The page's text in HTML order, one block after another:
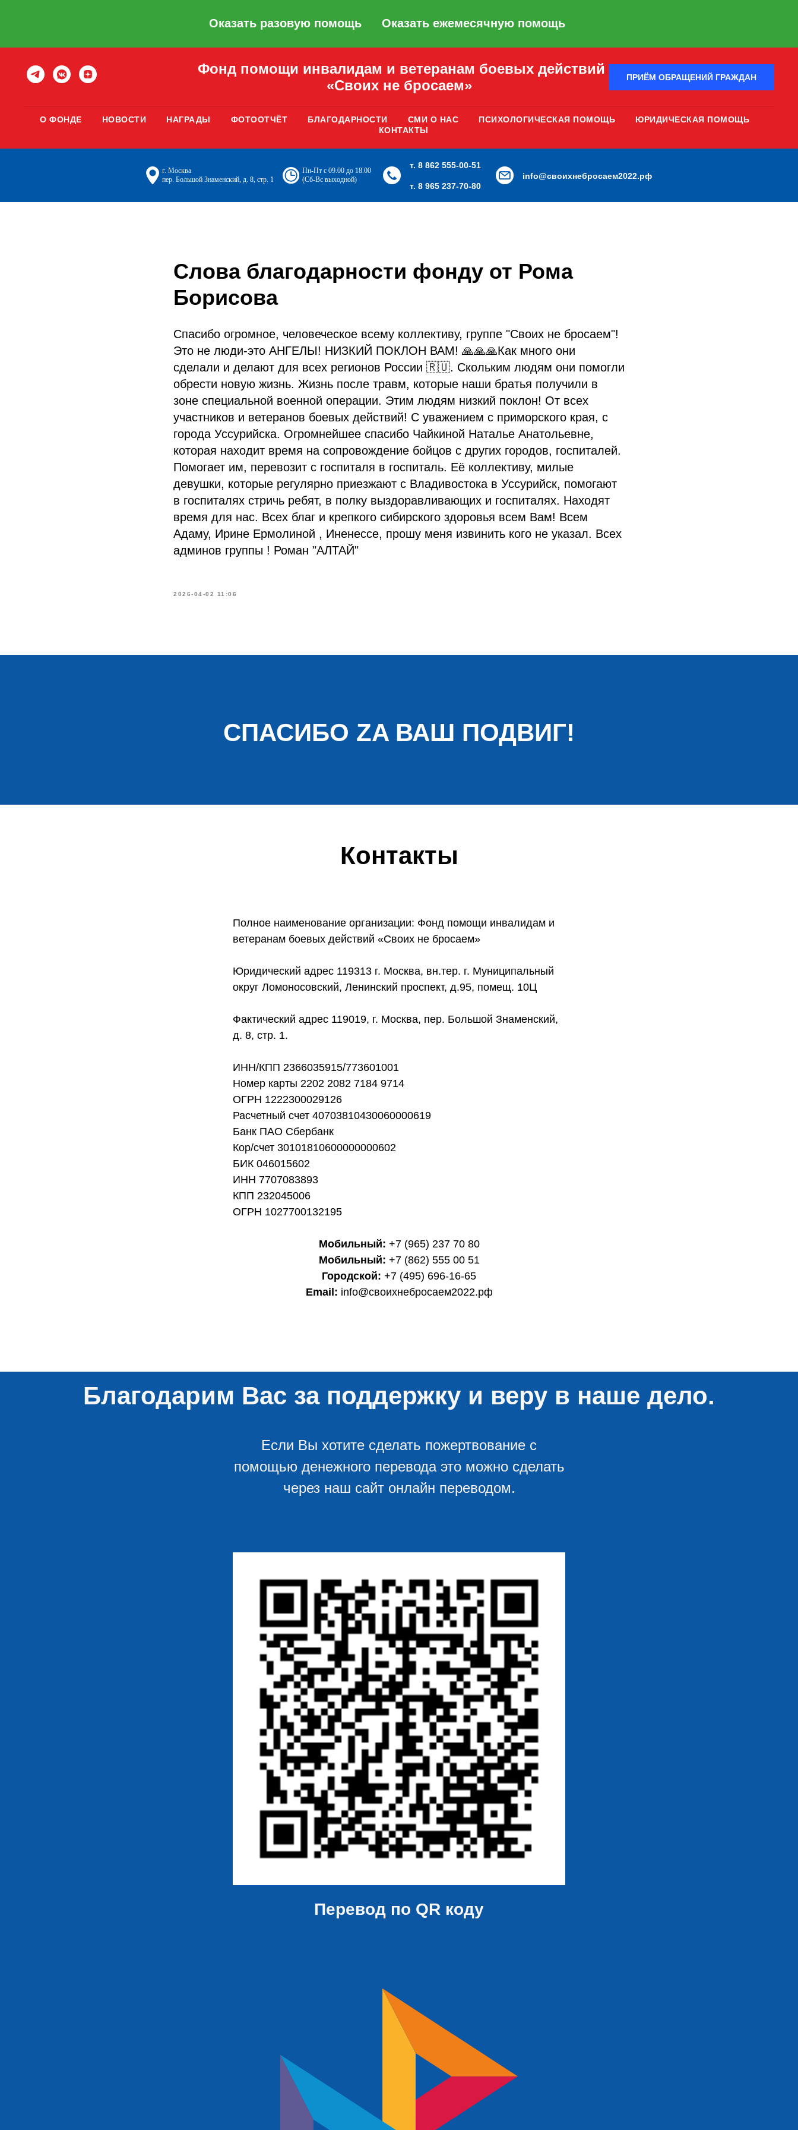
Оказать разовую помощь Оказать ежемесячную помощь
Фонд помощи инвалидам и ветеранам боевых действий
«Своих не бросаем»
ПРИЁМ ОБРАЩЕНИЙ ГРАЖДАН
О ФОНДЕ НОВОСТИ НАГРАДЫ ФОТООТЧЁТ БЛАГОДАРНОСТИ СМИ О НАС ПСИХОЛОГИЧЕСКАЯ ПОМОЩЬ
ЮРИДИЧЕСКАЯ ПОМОЩЬ
КОНТАКТЫ
г. Москва
пер. Большой Знаменский, д. 8, стр. 1
Пн-Пт с 09.00 до 18.00
(Сб-Вс выходной)
т. 8 862 555-00-51
т. 8 965 237-70-80
info@своихнебросаем2022.рф
Слова благодарности фонду от Рома
Борисова
Спасибо огромное, человеческое всему коллективу, группе "Своих не бросаем"!
Это не люди-это АНГЕЛЫ! НИЗКИЙ ПОКЛОН ВАМ! 🙏🙏🙏Как много они
сделали и делают для всех регионов России 🇷🇺. Скольким людям они помогли
обрести новую жизнь. Жизнь после травм, которые наши братья получили в
зоне специальной военной операции. Этим людям низкий поклон! От всех
участников и ветеранов боевых действий! С уважением с приморского края, с
города Уссурийска. Огромнейшее спасибо Чайкиной Наталье Анатольевне,
которая находит время на сопровождение бойцов с других городов, госпиталей.
Помогает им, перевозит с госпиталя в госпиталь. Её коллективу, милые
девушки, которые регулярно приезжают с Владивостока в Уссурийск, помогают
в госпиталях стричь ребят, в полку выздоравливающих и госпиталях. Находят
время для нас. Всех благ и крепкого сибирского здоровья всем Вам! Всем
Адаму, Ирине Ермолиной , Иненессе, прошу меня извинить кого не указал. Всех
админов группы ! Роман "АЛТАЙ"
2026-04-02 11:06
СПАСИБО ZA ВАШ ПОДВИГ!
Контакты
Полное наименование организации: Фонд помощи инвалидам и
ветеранам боевых действий «Своих не бросаем»
Юридический адрес 119313 г. Москва, вн.тер. г. Муниципальный
округ Ломоносовский, Ленинский проспект, д.95, помещ. 10Ц
Фактический адрес 119019, г. Москва, пер. Большой Знаменский,
д. 8, стр. 1.
ИНН/КПП 2366035915/773601001
Номер карты 2202 2082 7184 9714
ОГРН 1222300029126
Расчетный счет 40703810430060000619
Банк ПАО Сбербанк
Кор/счет 30101810600000000602
БИК 046015602
ИНН 7707083893
КПП 232045006
ОГРН 1027700132195
Мобильный: +7 (965) 237 70 80
Мобильный: +7 (862) 555 00 51
Городской: +7 (495) 696-16-65
Email: info@своихнебросаем2022.рф
Благодарим Вас за поддержку и веру в наше дело.
Если Вы хотите сделать пожертвование с
помощью денежного перевода это можно сделать
через наш сайт онлайн переводом.
Перевод по QR коду